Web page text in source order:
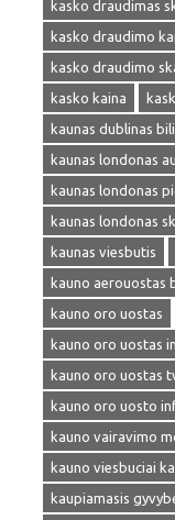
kasko draudimas
kasko draudimo
kasko draudimo
kasko kaina
kaunas dublinas
kaunas londonas
kaunas londonas
kaunas londonas
kaunas viesbutis
kauno aerouostas
kauno oro uostas
kauno oro uostas
kauno oro uostas
kauno oro uosto
kauno vairavimo
kauno viesbuciai
kaupiamasis